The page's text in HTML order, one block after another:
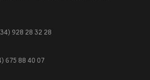
928 28 32 28
675 88 40 07